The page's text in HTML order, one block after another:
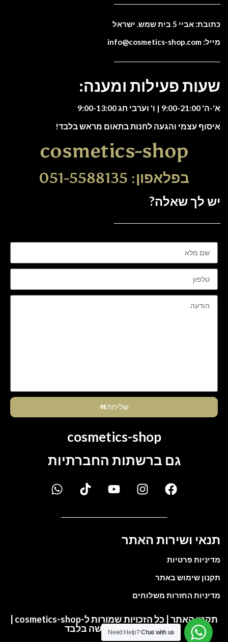
כתובת: אביי 5 בית שמש. ישראל
מייל: info@cosmetics-shop.com
שעות פעילות ומענה:
א'-ה' 9:00-21:00 | ו' וערבי חג 9:00-13:00
איסוף עצמי והגעה לחנות בתאום מראש בלבד!
cosmetics-shop
בפלאפון: 051-5588135
יש לך שאלה?
שליחה
cosmetics-shop
גם ברשתות החברתיות
תנאי ושירות האתר
מדיניות פרטיות
תקנון שימוש באתר
מדיניות החזרות משלוחים
תקנון האתר | כל הזכויות שמורות ל-cosmetics-shop |
התמונות להמחשה בלבד
Need Help?Chat with us